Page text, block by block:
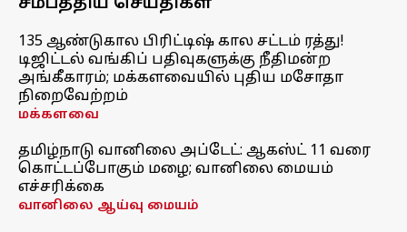
135 ஆண்டுகால பிரிட்டிஷ் கால சட்டம் ரத்து!
டிஜிட்டல் வங்கிப் பதிவுகளுக்கு நீதிமன்ற
அங்கீகாரம்; மக்களவையில் புதிய மசோதா
நிறைவேற்றம்
மக்களவை
தமிழ்நாடு வானிலை அப்டேட்: ஆகஸ்ட் 11 வரை
கொட்டப்போகும் மழை; வானிலை மையம்
எச்சரிக்கை
வானிலை ஆய்வு மையம்